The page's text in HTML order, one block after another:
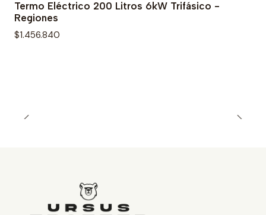
Termo Eléctrico 200 Litros 6kW Trifásico -
Regiones
$1.456.840